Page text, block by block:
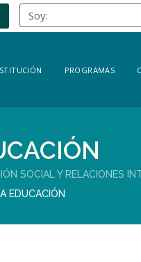
PROGRAMAS
SOCIAL Y RELACIONES
EDUCACIÓN